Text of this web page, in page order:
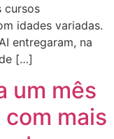
cursos
idades variadas.
entregaram, na
[…]
um mês
mais